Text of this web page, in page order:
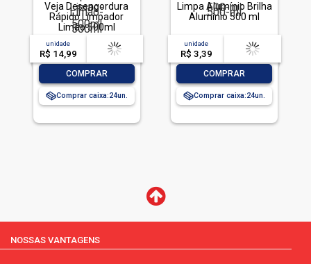
Veja Desengordura
Rápido Limpador
Limão 500ml
unidade
R$ 14,99
acima de
-- --,--un.
COMPRAR
Comprar caixa:24
Limpa Alumínio Brilha
Alumínio 500 ml
unidade
R$ 3,39
acima de
-- --,--un.
COMPRAR
Comprar caixa:24
NOSSAS VANTAGENS